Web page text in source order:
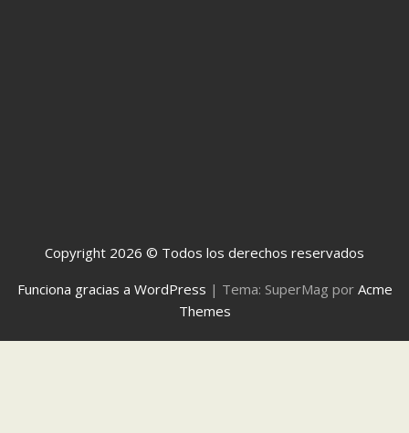
Copyright 2026 © Todos los derechos reservados
Funciona gracias a WordPress | Tema: SuperMag por Acme
Themes